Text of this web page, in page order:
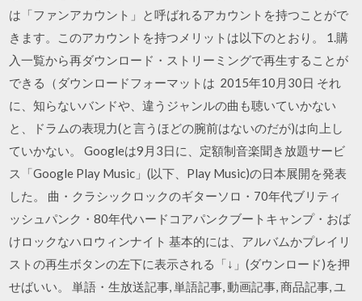
は「ファンアカウント」と呼ばれるアカウントを持つことがで
きます。このアカウントを持つメリットは以下のとおり。 1.購
入一覧から再ダウンロード・ストリーミングで再生することが
できる（ダウンロードフォーマットは 2015年10月30日 それ
に、知らないバンドや、違うジャンルの曲も聴いていかない
と、ドラムの表現力(と言うほどの腕前はないのだが)は向上し
ていかない。 Googleは9月3日に、定額制音楽聞き放題サービ
ス「Google Play Music」(以下、Play Music)の日本展開を発表
した。 曲・クラシックロックのギターソロ・70年代ブリティ
ッシュパンク・80年代ハードコアパンクブートキャンプ・おば
けロックなハロウィンナイト 基本的には、アルバムかプレイリ
ストの再生ボタンの左下に表示される「↓」(ダウンロード)を押
せばいい。 単語・生放送記事, 単語記事, 動画記事, 商品記事, ユ